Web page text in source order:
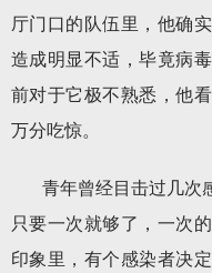
厅门口的队伍里，他确
造成明显不适，毕竟病
前对于它极不熟悉，他
万分吃惊。
青年曾经目击过几次
只要一次就够了，一次
印象里，有个感染者决